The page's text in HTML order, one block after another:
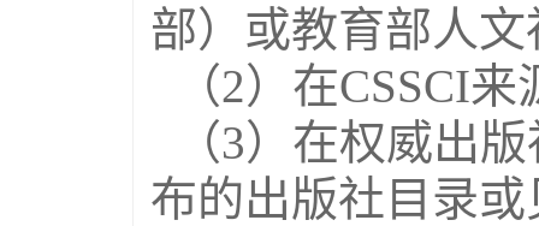
部）或教育部人
（2）在CSSCI
（3）在权威出
布的出版社目录